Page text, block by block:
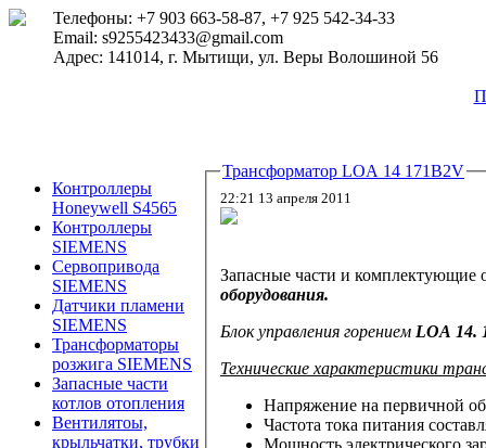
Телефоны: +7 903 663-58-87, +7 925 542-34-33
Email: s9255423433@gmail.com
Адрес: 141014, г. Мытищи, ул. Веры Волошиной 56
Контроллеры
Honeywell S4565
Контроллеры
SIEMENS
Сервопривода
SIEMENS
Датчики пламени
SIEMENS
Трансформаторы
розжига SIEMENS
Запасные части
котлов отопления
Вентилятоы,
крыльчатки, трубки
Трансформатор LOA 14 171B2V
22:21 13 апреля 2011
Запасные части и комплектующие
оборудования.
Блок управления горением LOA 14.
Технические характеристики
Напряжение на первичной
Частота тока питания
Мощность электрического